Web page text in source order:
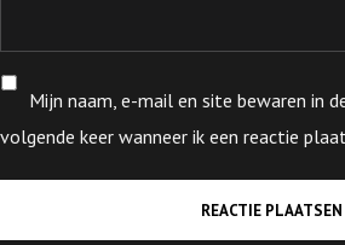
Mijn naam, e-mail en site bewaren in
volgende keer wanneer ik een reactie